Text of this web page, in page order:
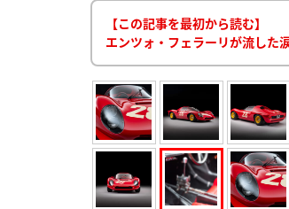
【この記事を最初から読む】
エンツォ・フェラーリが流した